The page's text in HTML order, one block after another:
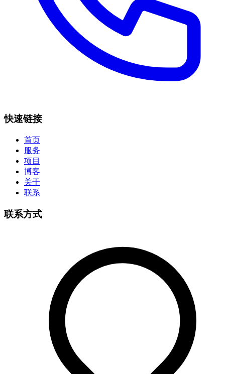
快速链接
首页
服务
项目
博客
关于
联系
联系方式